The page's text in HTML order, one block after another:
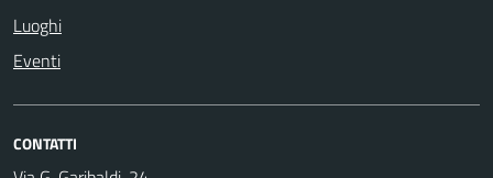
Luoghi
Eventi
CONTATTI